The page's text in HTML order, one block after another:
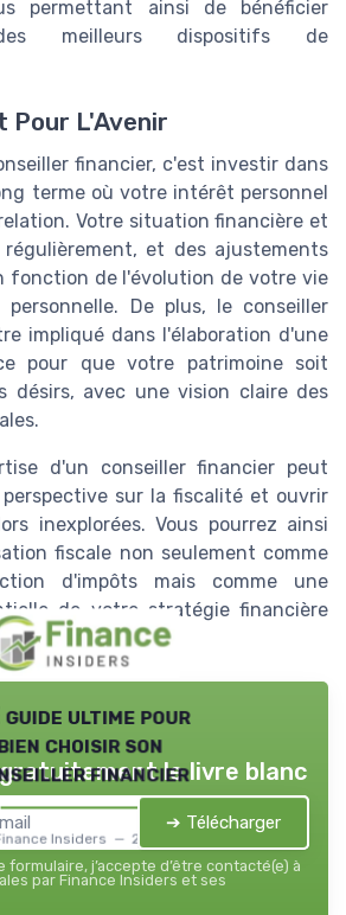
permettant ainsi de bénéficier
meilleurs dispositifs de
Pour L'Avenir
financier, c'est investir dans
terme où votre intérêt personnel
Votre situation financière et
et des ajustements
fonction de l'évolution de votre vie
personnelle. De plus, le conseiller
impliqué dans l'élaboration d'une
pour que votre patrimoine soit
désirs, avec une vision claire des
d'un conseiller financier peut
sur la fiscalité et ouvrir
inexplorées. Vous pourrez ainsi
fiscale non seulement comme
d'impôts mais comme une
de votre stratégie financière
guide ultime pour
choisir son
financier
Insiders — 2026
le livre blanc
➔ Télécharger
formulaire, j’accepte d’être contacté(e) à
par Finance Insiders et ses